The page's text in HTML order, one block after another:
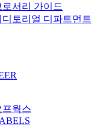
로서리 가이드
디토리얼 디파트먼트
프웍스